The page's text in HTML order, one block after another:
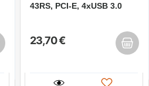
43RS, PCI-E, 4xUSB 3.0
23,70 €